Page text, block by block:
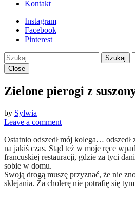
Kontakt
Instagram
Facebook
Pinterest
Szukaj
Close
Zielone pierogi z
by Sylwia
Leave a comment
Ostatnio odszedł mój kolega…
na jakiś czas. Stąd też w moje ręce
francuskiej restauracji, gdzie za tyci
sobie w domu.
Swoją drogą muszę przyznać, że nie
sklejania. Za cholerę nie potrafię się